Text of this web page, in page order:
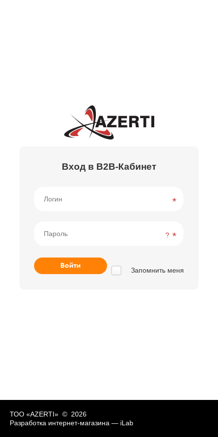
Вход в B2B-Кабинет
?
Запомнить меня
ТОО «AZERTI» © 2026
Разработка интернет-магазина — iLab